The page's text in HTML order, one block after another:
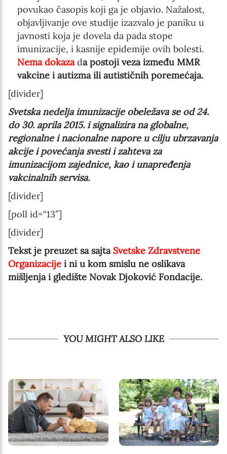
povukao časopis koji ga je objavio. Nažalost,
objavljivanje ove studije izazvalo je paniku u
javnosti koja je dovela da pada stope
imunizacije, i kasnije epidemije ovih bolesti.
Nema dokazada postoji veza između MMR
vakcine i autizma ili autističnih poremećaja.
[divider]
Svetska nedelja imunizacije obeležava se od 24.
do 30. aprila 2015. i signalizira na globalne,
regionalne i nacionalne napore u cilju ubrzavanja
akcije i povećanja svesti i zahteva za
imunizacijom zajednice, kao i unapređenja
vakcinalnih servisa.
[divider]
[poll id=“13″]
[divider]
Tekst je preuzet sa sajta Svetske Zdravstvene
Organizacije i ni u kom smislu ne oslikava
mišljenja i gledište Novak Djoković Fondacije.
YOU MIGHT ALSO LIKE